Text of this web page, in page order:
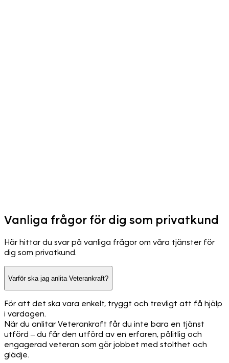
Vanliga frågor för dig som privatkund
Här hittar du svar på vanliga frågor om våra tjänster för
dig som privatkund.
Varför ska jag anlita Veterankraft?
För att det ska vara enkelt, tryggt och trevligt att få hjälp
i vardagen.
När du anlitar Veterankraft får du inte bara en tjänst
utförd – du får den utförd av en erfaren, pålitlig och
engagerad veteran som gör jobbet med stolthet och
glädje.